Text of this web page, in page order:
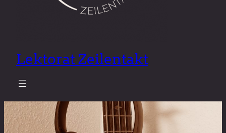
Lektorat Zeilentakt